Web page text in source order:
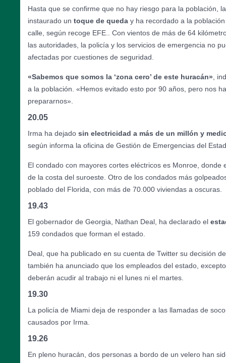
Hasta que se confirme que no hay riesgo para la población,
instaurado un toque de queda y ha recordado a la
calle, según recoge EFE.. Con vientos de más de 64
las autoridades, la policía y los servicios de emergencia no
afectadas por cuestiones de seguridad.
«Sabemos que somos la ‘zona cero’ de este huracán» ,
a la población. «Hemos evitado esto por 90 años, pero nos
prepararnos».
20.05
Irma ha dejado sin electricidad a más de un millón y
según informa la oficina de Gestión de Emergencias del
El condado con mayores cortes eléctricos es Monroe, donde
de la costa del suroeste. Otro de los condados más
poblado del Florida, con más de 70.000 viviendas a oscuras.
19.43
El gobernador de Georgia, Nathan Deal, ha declarado el
159 condados que forman el estado.
Deal, que ha publicado en su cuenta de Twitter su decisión
también ha anunciado que los empleados del estado,
deberán acudir al trabajo ni el lunes ni el martes.
19.30
La policía de Miami deja de responder a las llamadas de
causados por Irma.
19.26
En pleno huracán, dos personas a bordo de un velero han